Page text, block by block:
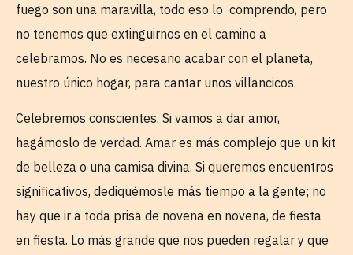
fuego son una maravilla, todo eso lo comprendo, pero
no tenemos que extinguirnos en el camino a
celebramos. No es necesario acabar con el planeta,
nuestro único hogar, para cantar unos villancicos.
Celebremos conscientes. Si vamos a dar amor,
hagámoslo de verdad. Amar es más complejo que un kit
de belleza o una camisa divina. Si queremos encuentros
significativos, dediquémosle más tiempo a la gente; no
hay que ir a toda prisa de novena en novena, de fiesta
en fiesta. Lo más grande que nos pueden regalar y que